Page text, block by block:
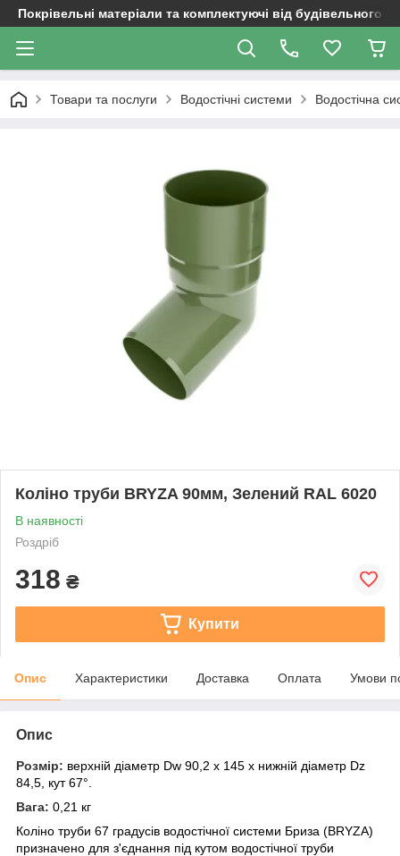
Покрівельні матеріали та комплектуючі від будівельного
Товари та послуги Водостічні системи Водостічна
Коліно труби BRYZA 90мм, Зелений RAL 6020
В наявності
Роздріб
318 ₴
Купити
Опис Характеристики Доставка Оплата Умови
Опис
Розмір: верхній діаметр Dw 90,2 x 145 x нижній діаметр Dz
84,5, кут 67°.
Вага: 0,21 кг
Коліно труби 67 градусів водостічної системи Бриза (BRYZA)
призначено для з'єднання під кутом водостічної труби